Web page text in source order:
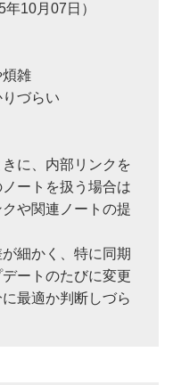
10月07日）
煩雑
づらい
に、内部リンクを
ートを扱う場合は
や関連ノートの提
細かく、特に同期
ートのたびに変更
最適か判断しづら